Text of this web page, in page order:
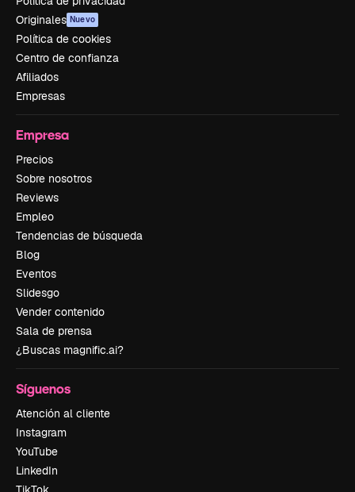
Originales Nuevo
Política de cookies
Centro de confianza
Afiliados
Empresas
Empresa
Precios
Sobre nosotros
Reviews
Empleo
Tendencias de búsqueda
Blog
Eventos
Slidesgo
Vender contenido
Sala de prensa
¿Buscas magnific.ai?
Síguenos
Atención al cliente
Instagram
YouTube
LinkedIn